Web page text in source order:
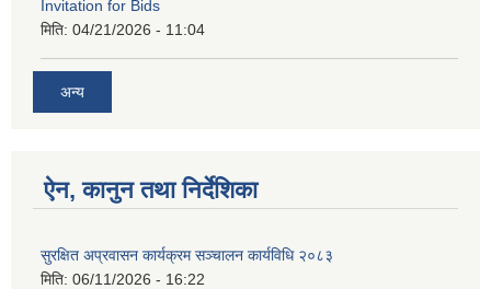
Invitation for Bids
मिति: 04/21/2026 - 11:04
अन्य
ऐन, कानुन तथा निर्देशिका
सुरक्षित अप्रवासन कार्यक्रम सञ्चालन कार्यविधि २०८३
मिति: 06/11/2026 - 16:22